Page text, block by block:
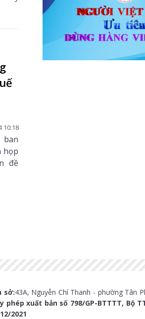
10:18
ban
họp
đề
sở:43A, Nguyễn Chí Thanh - phường Tân
phép xuất bản số 798/GP-BTTTT, Bộ
2021